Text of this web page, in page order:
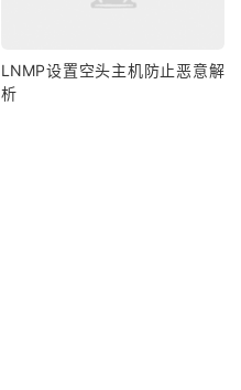
LNMP设置空头主机防止恶意解
析